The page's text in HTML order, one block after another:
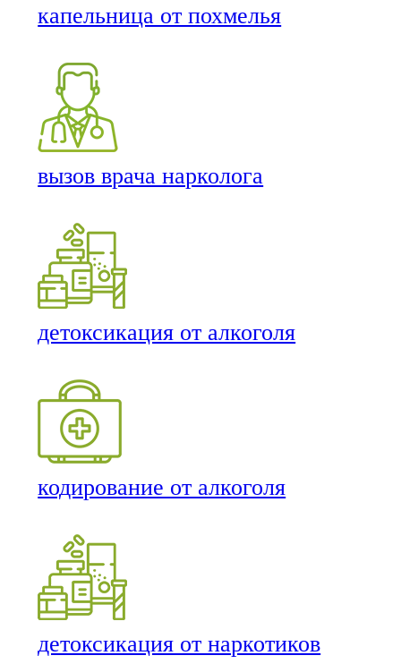
капельница от похмелья
вызов врача нарколога
детоксикация от алкоголя
кодирование от алкоголя
детоксикация от наркотиков